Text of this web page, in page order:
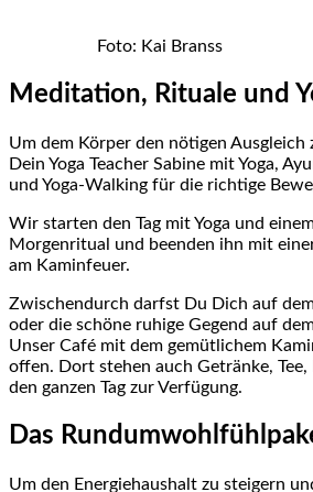
Foto: Kai Branss
Meditation, Rituale und
Um dem Körper den nötigen Ausgleich
Dein Yoga Teacher Sabine mit Yoga,
und Yoga-Walking für die richtige
Wir starten den Tag mit Yoga und
Morgenritual und beenden ihn mit
am Kaminfeuer.
Zwischendurch darfst Du Dich auf
oder die schöne ruhige Gegend auf
Unser Café mit dem gemütlichem
offen. Dort stehen auch Getränke,
den ganzen Tag zur Verfügung.
Das
Um den Energiehaushalt zu steigern